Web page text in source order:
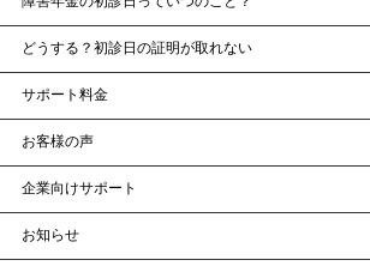
どうする？初診日の証明が取れない
サポート料金
お客様の声
企業向けサポート
お知らせ